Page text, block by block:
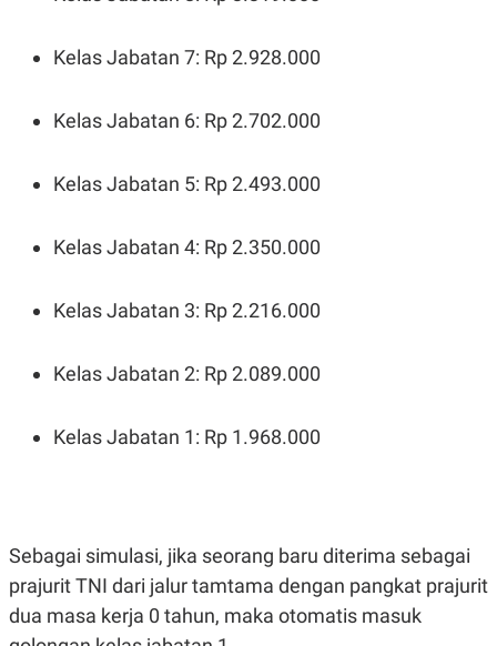
Kelas Jabatan 7: Rp 2.928.000
Kelas Jabatan 6: Rp 2.702.000
Kelas Jabatan 5: Rp 2.493.000
Kelas Jabatan 4: Rp 2.350.000
Kelas Jabatan 3: Rp 2.216.000
Kelas Jabatan 2: Rp 2.089.000
Kelas Jabatan 1: Rp 1.968.000
Sebagai simulasi, jika seorang baru diterima sebagai
prajurit TNI dari jalur tamtama dengan pangkat prajurit
dua masa kerja 0 tahun, maka otomatis masuk